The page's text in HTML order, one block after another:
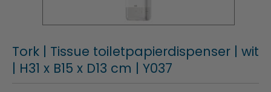
Tork | Tissue toiletpapierdispenser | wit
| H31 x B15 x D13 cm | Y037